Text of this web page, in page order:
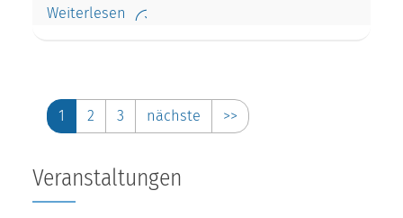
Weiterlesen
1 2 3 nächste >>
Veranstaltungen